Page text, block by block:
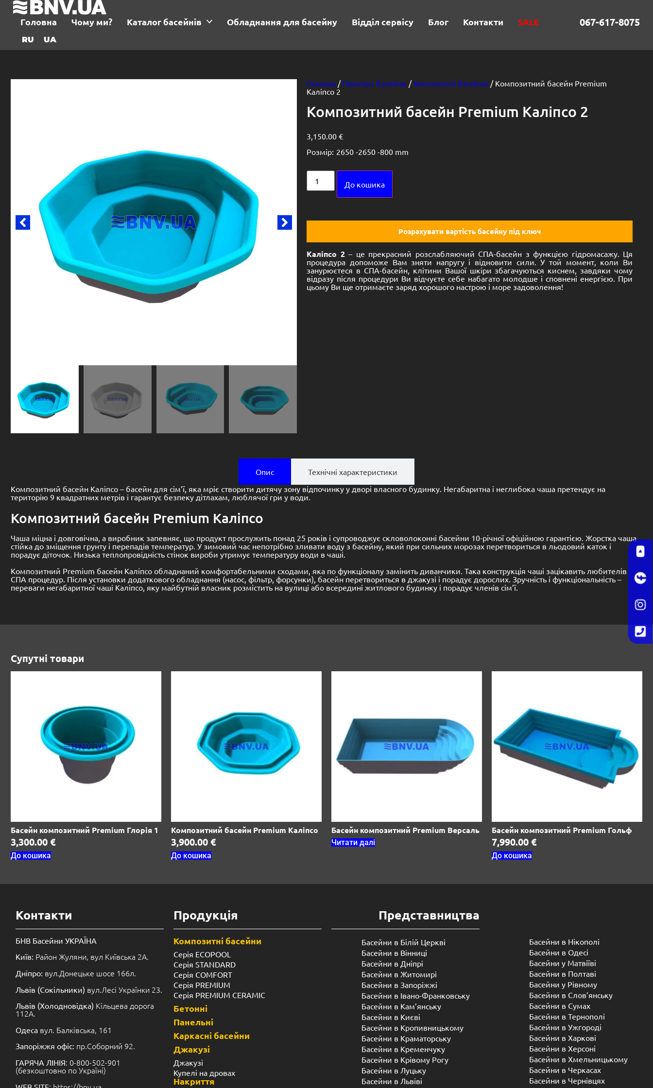
Головна Чому ми? Каталог басейнів Обладнання для басейну Відділ сервісу Блог Контакти SALE 067-617-8075
RU UA
Головна / Преміум басейни / Композитні басейни / Композитний басейн Premium
Каліпсо 2
Композитний басейн Premium Каліпсо 2
3,150.00€
Розмір: 2650 -2650 -800 mm
До кошика
Розрахувати вартість басейну під ключ
Каліпсо 2– це прекрасний розслабляючий СПА-басейн з функцією гідромасажу. Ця
процедура допоможе Вам зняти напругу і відновити сили. У той момент, коли Ви
занурюєтеся в СПА-басейн, клітини Вашої шкіри збагачуються киснем, завдяки чому
відразу після процедури Ви відчуєте себе набагато молодше і сповнені енергією. При
цьому Ви ще отримаєте заряд хорошого настрою і море задоволення!
Опис
Технічні характеристики
Композитний басейн Каліпсо – басейн для сім’ї, яка мріє створити дитячу зону відпочинку у дворі власного будинку. Негабаритна і неглибока чаша претендує на
територію 9 квадратних метрів і гарантує безпеку дітлахам, люблячої гри у води.
Композитний басейн Premium Каліпсо
Чаша міцна і довговічна, а виробник запевняє, що продукт прослужить понад 25 років і супроводжує скловолоконні басейни 10-річної офіційною гарантією. Жорстка чаша
стійка до зміщення грунту і перепадів температур. У зимовий час непотрібно зливати воду з басейну, який при сильних морозах перетвориться в льодовий каток і
порадує діточок. Низька теплопровідність стінок вироби утримує температуру води в чаші.
Композитний Premium басейн Каліпсо обладнаний комфортабельними сходами, яка по функціоналу замінить диванчики. Така конструкція чаші зацікавить любителів
СПА процедур. Після установки додаткового обладнання (насос, фільтр, форсунки), басейн перетвориться в джакузі і порадує дорослих. Зручність і функціональність –
переваги негабаритної чаші Каліпсо, яку майбутній власник розмістить на вулиці або всередині житлового будинку і порадує членів сім’ї.
Супутні товари
Басейн композитний Premium Глорія 1
3,300.00 €
До кошика
Композитний басейн Premium Каліпсо
3,900.00 €
До кошика
Басейн композитний Premium Версаль
Читати далі
Басейн композитний Premium Гольф
7,990.00 €
До кошика
Контакти
БНВ Басейни УКРАЇНА
Київ: Район Жуляни, вул Київська 2А.
Дніпро: вул.Донецьке шосе 166л.
Львів (Сокільники) вул.Лесі Українки 23.
Львів (Холодновідка) Кільцева дорога
112А.
Одеса вул. Балківська, 161
Запоріжжя офіс: пр.Соборний 92.
ГАРЯЧА ЛІНІЯ: 0-800-502-901
(безкоштовно по Україні)
Продукція
Композитні басейни
Серія ECOPOOL
Серія STANDARD
Серія COMFORT
Серія PREMIUM
Серія PREMIUM CERAMIC
Бетонні
Панельні
Каркасні басейни
Джакузі
Джакузі
Купелі на дровах
Накриття
Представництва
Басейни в Білій Церкві
Басейни в Вінниці
Басейни в Дніпрі
Басейни в Житомирі
Басейни в Запоріжжі
Басейни в Івано-Франковську
Басейни в Кам’янську
Басейни в Києві
Басейни в Кропивницькому
Басейни в Краматорську
Басейни в Кременчуку
Басейни в Крівому Рогу
Басейни в Луцьку
Басейни в Львіві
Басейни в Нікополі
Басейни в Одесі
Басейни у Матвіїві
Басейни в Полтаві
Басейни у ​​Рівному
Басейни в Слов’янську
Басейни в Сумах
Басейни в Тернополі
Басейни в Ужгороді
Басейни в Харкові
Басейни в Херсоні
Басейни в Хмельницькому
Басейни в Черкасах
Басейни в Чернівцях